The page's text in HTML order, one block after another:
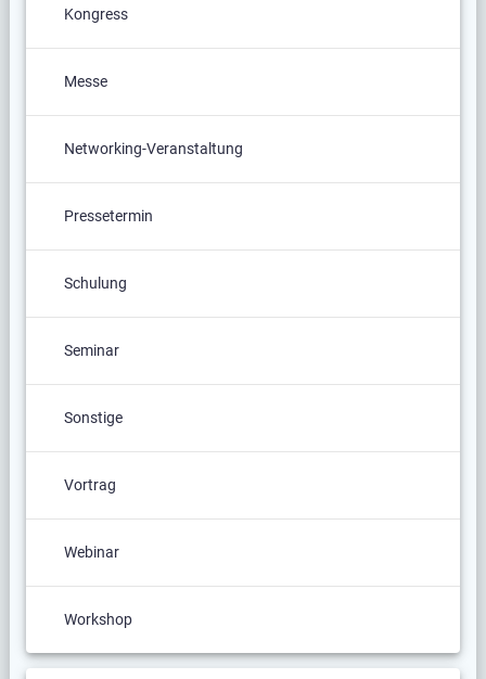
Kongress
Messe
Networking-Veranstaltung
Pressetermin
Schulung
Seminar
Sonstige
Vortrag
Webinar
Workshop